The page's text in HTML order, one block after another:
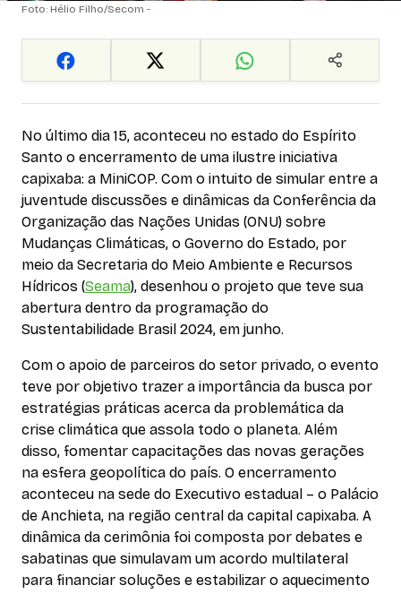
Foto: Hélio Filho/Secom -
No último dia 15, aconteceu no estado do Espírito
Santo o encerramento de uma ilustre iniciativa
capixaba: a MiniCOP. Com o intuito de simular entre a
juventude discussões e dinâmicas da Conferência da
Organização das Nações Unidas (ONU) sobre
Mudanças Climáticas, o Governo do Estado, por
meio da Secretaria do Meio Ambiente e Recursos
Hídricos (Seama), desenhou o projeto que teve sua
abertura dentro da programação do
Sustentabilidade Brasil 2024, em junho.
Com o apoio de parceiros do setor privado, o evento
teve por objetivo trazer a importância da busca por
estratégias práticas acerca da problemática da
crise climática que assola todo o planeta. Além
disso, fomentar capacitações das novas gerações
na esfera geopolítica do país. O encerramento
aconteceu na sede do Executivo estadual – o Palácio
de Anchieta, na região central da capital capixaba. A
dinâmica da cerimônia foi composta por debates e
sabatinas que simulavam um acordo multilateral
para financiar soluções e estabilizar o aquecimento